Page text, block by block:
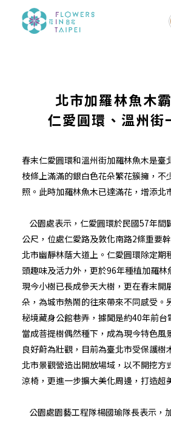
北市加羅林魚木
仁愛圓環、溫州街
春末仁愛圓環和溫州街加羅林魚木是臺
枝條上滿滿的銀白色花朵繁花簇擁，不
照。此時加羅林魚木已達滿花，增添北
公園處表示，仁愛圓環於民國57年間
公尺，位處仁愛路及敦化南路2條重要
北市幽靜林蔭大道上。仁愛圓環除定期
頭趣味及活力外，更於96年種植加羅林
現今小樹已長成參天大樹，更在春末開
朵，為城市熱鬧的往來帶來不同感受。
秘境藏身公館巷弄，據聞是約40年前台
當成菩提樹偶然種下，成為現今特色風
良好蔚為壯觀，目前為臺北市受保護樹
北市景觀營造出開放場域，以不開挖方
涼椅，更進一步擴大美化周邊，打造超
公園處園藝工程隊楊國瑜隊長表示，